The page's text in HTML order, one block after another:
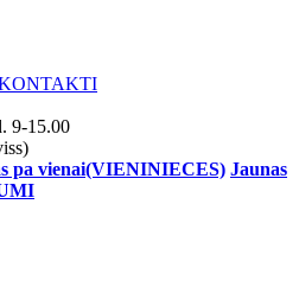
9-15.00
pa vienai(VIENINIECES) Jaunas